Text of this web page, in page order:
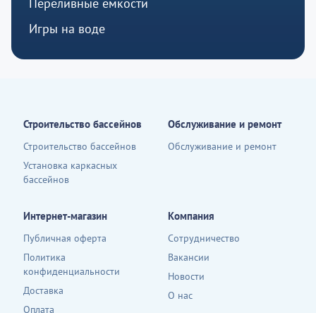
Переливные емкости
Игры на воде
Строительство бассейнов
Строительство бассейнов
Установка каркасных
бассейнов
Обслуживание и ремонт
Обслуживание и ремонт
Интернет-магазин
Публичная оферта
Политика
конфиденциальности
Доставка
Оплата
Компания
Сотрудничество
Вакансии
Новости
О нас